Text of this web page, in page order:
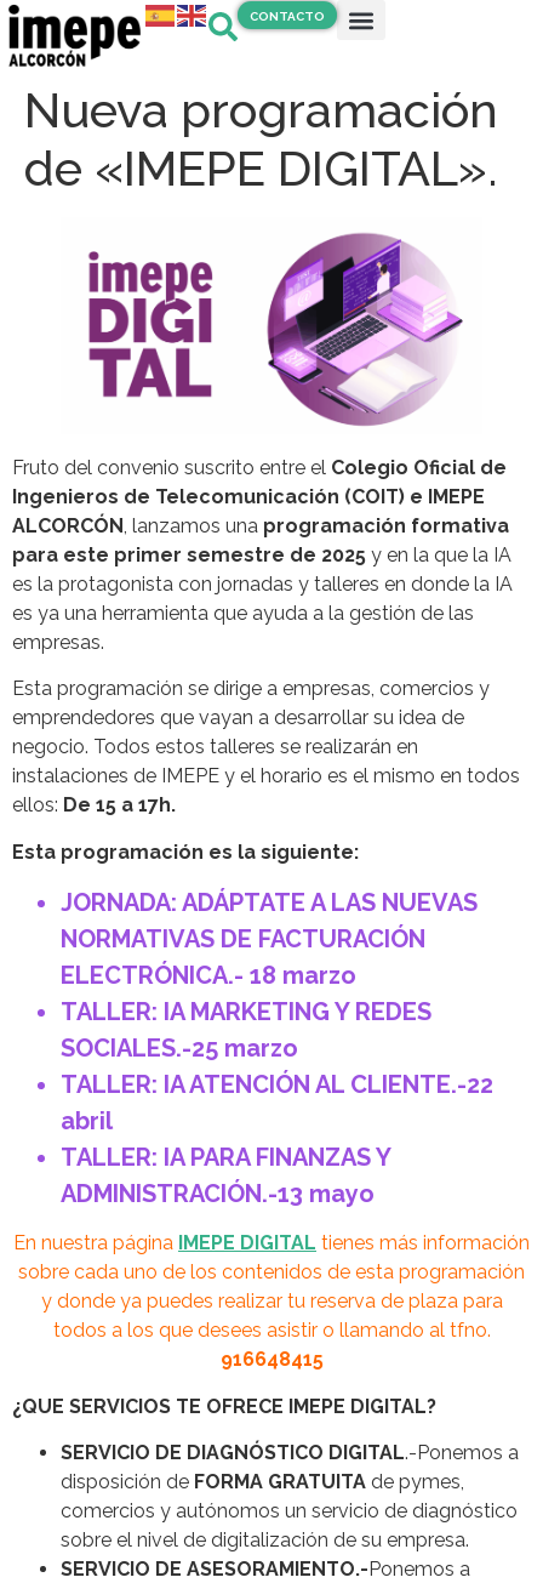
CONTACTO
Nueva programación
de «IMEPE DIGITAL».
Fruto del convenio suscrito entre el Colegio Oficial de
Ingenieros de Telecomunicación (COIT) e IMEPE
ALCORCÓN , lanzamos una programación formativa
para este primer semestre de 2025 y en la que la IA
es la protagonista con jornadas y talleres en donde la IA
es ya una herramienta que ayuda a la gestión de las
empresas.
Esta programación se dirige a empresas, comercios y
emprendedores que vayan a desarrollar su idea de
negocio. Todos estos talleres se realizarán en
instalaciones de IMEPE y el horario es el mismo en todos
ellos: De 15 a 17h.
Esta programación es la siguiente:
JORNADA: ADÁPTATE A LAS NUEVAS
NORMATIVAS DE FACTURACIÓN
ELECTRÓNICA.- 18 marzo
TALLER: IA MARKETING Y REDES
SOCIALES.-25 marzo
TALLER: IA ATENCIÓN AL CLIENTE.-22
abril
TALLER: IA PARA FINANZAS Y
ADMINISTRACIÓN.-13 mayo
En nuestra página MEPE DIGITAL tienes más información
sobre cada uno de los contenidos de esta programación
y donde ya puedes realizar tu reserva de plaza para
todos a los que desees asistir o llamando al tfno.
916648415
¿QUE SERVICIOS TE OFRECE IMEPE DIGITAL?
SERVICIO DE DIAGNÓSTICO DIGITAL.-Ponemos a
disposición de FORMA GRATUITA de pymes,
comercios y autónomos un servicio de diagnóstico
sobre el nivel de digitalización de su empresa.
SERVICIO DE ASESORAMIENTO.-Ponemos a